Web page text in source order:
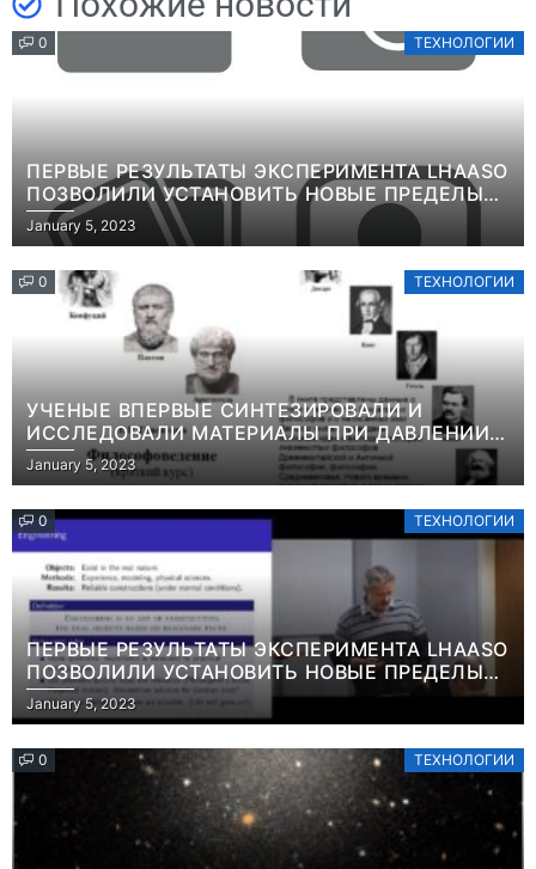
0 ТЕХНОЛОГИИ
ПЕРВЫЕ РЕЗУЛЬТАТЫ ЭКСПЕРИМЕНТА LHAASO
ПОЗВОЛИЛИ УСТАНОВИТЬ НОВЫЕ ПРЕДЕЛЫ
ВРЕМЕНИ ЖИЗНИ ТЯЖЕЛЫХ ЧАСТИЦ ТЕМНОЙ
МАТЕРИИИНФОРМАЦИЯ
January 5, 2023
0 ТЕХНОЛОГИИ
УЧЕНЫЕ ВПЕРВЫЕ СИНТЕЗИРОВАЛИ И
ИССЛЕДОВАЛИ МАТЕРИАЛЫ ПРИ ДАВЛЕНИИ
СВЫШЕ ТЕРАПАСКАЛЯИНФОРМАЦИЯ
January 5, 2023
0 ТЕХНОЛОГИИ
ПЕРВЫЕ РЕЗУЛЬТАТЫ ЭКСПЕРИМЕНТА LHAASO
ПОЗВОЛИЛИ УСТАНОВИТЬ НОВЫЕ ПРЕДЕЛЫ
ВРЕМЕНИ ЖИЗНИ ТЯЖЕЛЫХ ЧАСТИЦ ТЕМНОЙ
МАТЕРИИ ИНФОРМАЦИЯ
January 5, 2023
0 ТЕХНОЛОГИИ